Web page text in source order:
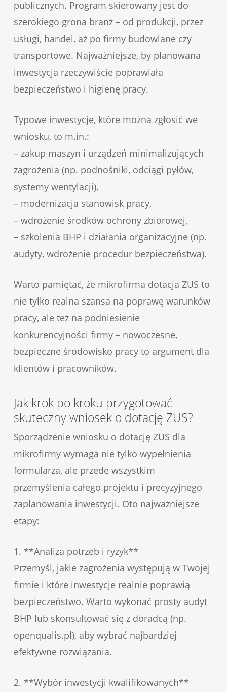
publicznych. Program skierowany jest do
szerokiego grona branż – od produkcji, przez
usługi, handel, aż po firmy budowlane czy
transportowe. Najważniejsze, by planowana
inwestycja rzeczywiście poprawiała
bezpieczeństwo i higienę pracy.
Typowe inwestycje, które można zgłosić we
wniosku, to m.in.:
– zakup maszyn i urządzeń minimalizujących
zagrożenia (np. podnośniki, odciągi pyłów,
systemy wentylacji),
– modernizacja stanowisk pracy,
– wdrożenie środków ochrony zbiorowej,
– szkolenia BHP i działania organizacyjne (np.
audyty, wdrożenie procedur bezpieczeństwa).
Warto pamiętać, że mikrofirma dotacja ZUS to
nie tylko realna szansa na poprawę warunków
pracy, ale też na podniesienie
konkurencyjności firmy – nowoczesne,
bezpieczne środowisko pracy to argument dla
klientów i pracowników.
Jak krok po kroku przygotować
skuteczny wniosek o dotację ZUS?
Sporządzenie wniosku o dotację ZUS dla
mikrofirmy wymaga nie tylko wypełnienia
formularza, ale przede wszystkim
przemyślenia całego projektu i precyzyjnego
zaplanowania inwestycji. Oto najważniejsze
etapy:
1. **Analiza potrzeb i ryzyk**
Przemyśl, jakie zagrożenia występują w Twojej
firmie i które inwestycje realnie poprawią
bezpieczeństwo. Warto wykonać prosty audyt
BHP lub skonsultować się z doradcą (np.
openqualis.pl), aby wybrać najbardziej
efektywne rozwiązania.
2. **Wybór inwestycji kwalifikowanych**